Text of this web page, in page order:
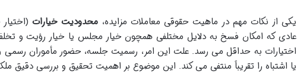
یکی از نکات مهم در ماهیت حقوقی معاملات مزایده، محدودیت خیارات
عادی که امکان فسخ به دلایل مختلفی همچون خیار مجلس یا خیار رؤیت و
اختیارات به حداقل می رسد. علت این امر، رسمیت جلسه، حضور مأموران
یا اشتباه را تقریباً منتفی می کند. این موضوع بر اهمیت تحقیق و بررسی دقیق